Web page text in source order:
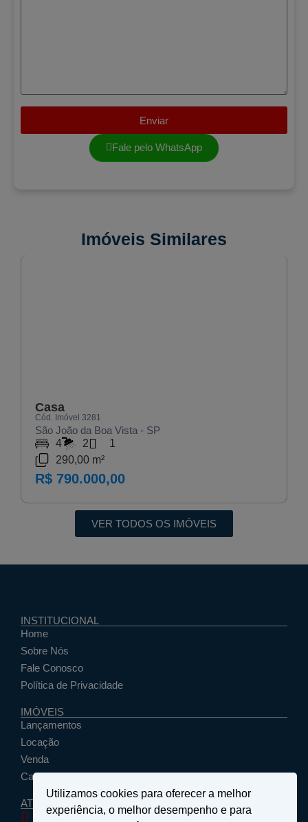
Enviar
Fale pelo WhatsApp
Imóveis Similares
Casa
Cód. Imóvel 3281
São João da Boa Vista - SP
4
2
1
290,00 m²
R$ 790.000,00
VER TODOS OS IMÓVEIS
INSTITUCIONAL
Home
Sobre Nós
Fale Conosco
Política de Privacidade
IMÓVEIS
Lançamentos
Locação
Venda
Cadastrar Seu Imóvel
ATENDIMENTO
santosemattosimoveis@hotmail.com
Utilizamos cookies para oferecer a melhor
experiência, o melhor desempenho e para